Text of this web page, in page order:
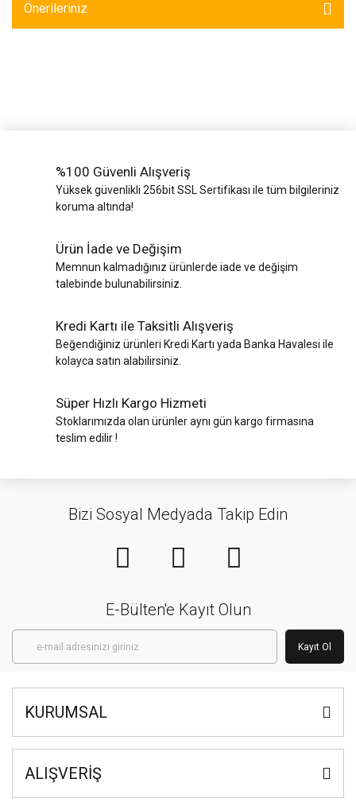
Önerileriniz
%100 Güvenli Alışveriş
Yüksek güvenlikli 256bit SSL Sertifikası ile tüm bilgileriniz
koruma altında!
Ürün İade ve Değişim
Memnun kalmadığınız ürünlerde iade ve değişim
talebinde bulunabilirsiniz.
Kredi Kartı ile Taksitli Alışveriş
Beğendiğiniz ürünleri Kredi Kartı yada Banka Havalesi ile
kolayca satın alabilirsiniz.
Süper Hızlı Kargo Hizmeti
Stoklarımızda olan ürünler aynı gün kargo firmasına
teslim edilir !
Bizi Sosyal Medyada Takip Edin
E-Bülten'e Kayıt Olun
Kayıt Ol
KURUMSAL
ALIŞVERİŞ